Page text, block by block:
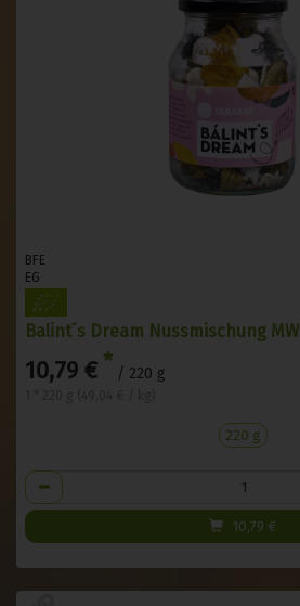
BFE
EG
Balint´s Dream Nussmischung MW
10,79 € * / 220 g
220 g
Anzahl
10,79 €